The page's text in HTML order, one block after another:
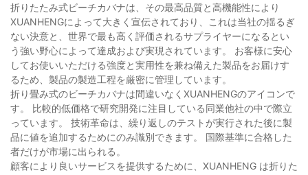
折りたたみ式ビーチカバナは、その最高品質と高機能性により
XUANHENGによって大きく宣伝されており、これは当社の揺るぎ
ない決意と、世界で最も高く評価されるサプライヤーになるとい
う強い野心によって達成および実現されています。 お客様に安心
してお使いいただける強度と実用性を兼ね備えた製品をお届けす
るため、製品の製造工程を厳密に管理しています。
折り畳み式のビーチカバナは間違いなくXUANHENGのアイコンで
す。 比較的低価格で研究開発に注目している同業他社の中で際立
っています。 技術革命は、繰り返しのテストが実行された後に製
品に値を追加するためにのみ識別できます。 国際基準に合格した
者だけが市場に出られる。
顧客により良いサービスを提供するために、XUANHENG は折りた